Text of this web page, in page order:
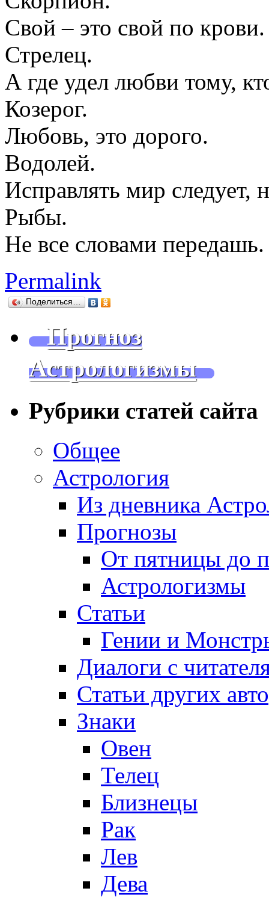
Свой – это свой по крови.
Стрелец.
А где удел любви тому,
Козерог.
Любовь, это дорого.
Водолей.
Исправлять мир следует,
Рыбы.
Не все словами передашь.
Permalink
Поделиться…
Прогноз
Астрологизмы
Рубрики статей сайта
Общее
Астрология
Из дневника
Прогнозы
От пятницы до
Астрологизмы
Статьи
Гении и
Диалоги с
Статьи других
Знаки
Овен
Телец
Близнецы
Рак
Лев
Дева